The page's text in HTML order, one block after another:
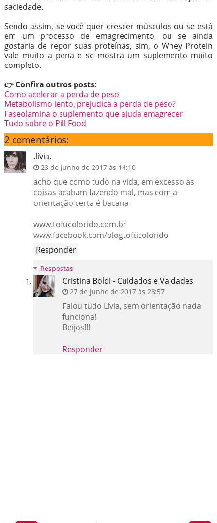
saciedade.
Sendo assim, se você quer crescer músculos ou se está
em um processo de emagrecimento, ou se ainda
gostaria de repor suas proteínas, sim, o Whey Protein
vale muito a pena e se mostra um suplemento muito
completo.
👉 Confira outros posts:
Como acelerar a perda de peso
Metabolismo lento, prejudica a perda de peso?
Faseolamina o suplemento que ajuda emagrecer
Tudo sobre o Pill Food
2 comentários:
.lívia.
23 de junho de 2017 às 14:10
acho que como tudo na vida, em excesso as
coisas acabam fazendo mal, mas com a
orientação certa é bacana
www.tofucolorido.com.br
www.facebook.com/blogtofucolorido
Responder
Respostas
Cristina Boldi - Cuidados e Vaidades
27 de junho de 2017 às 23:57
Falou tudo Lívia, sem orientação nada
funciona!
Beijos!!!
Responder